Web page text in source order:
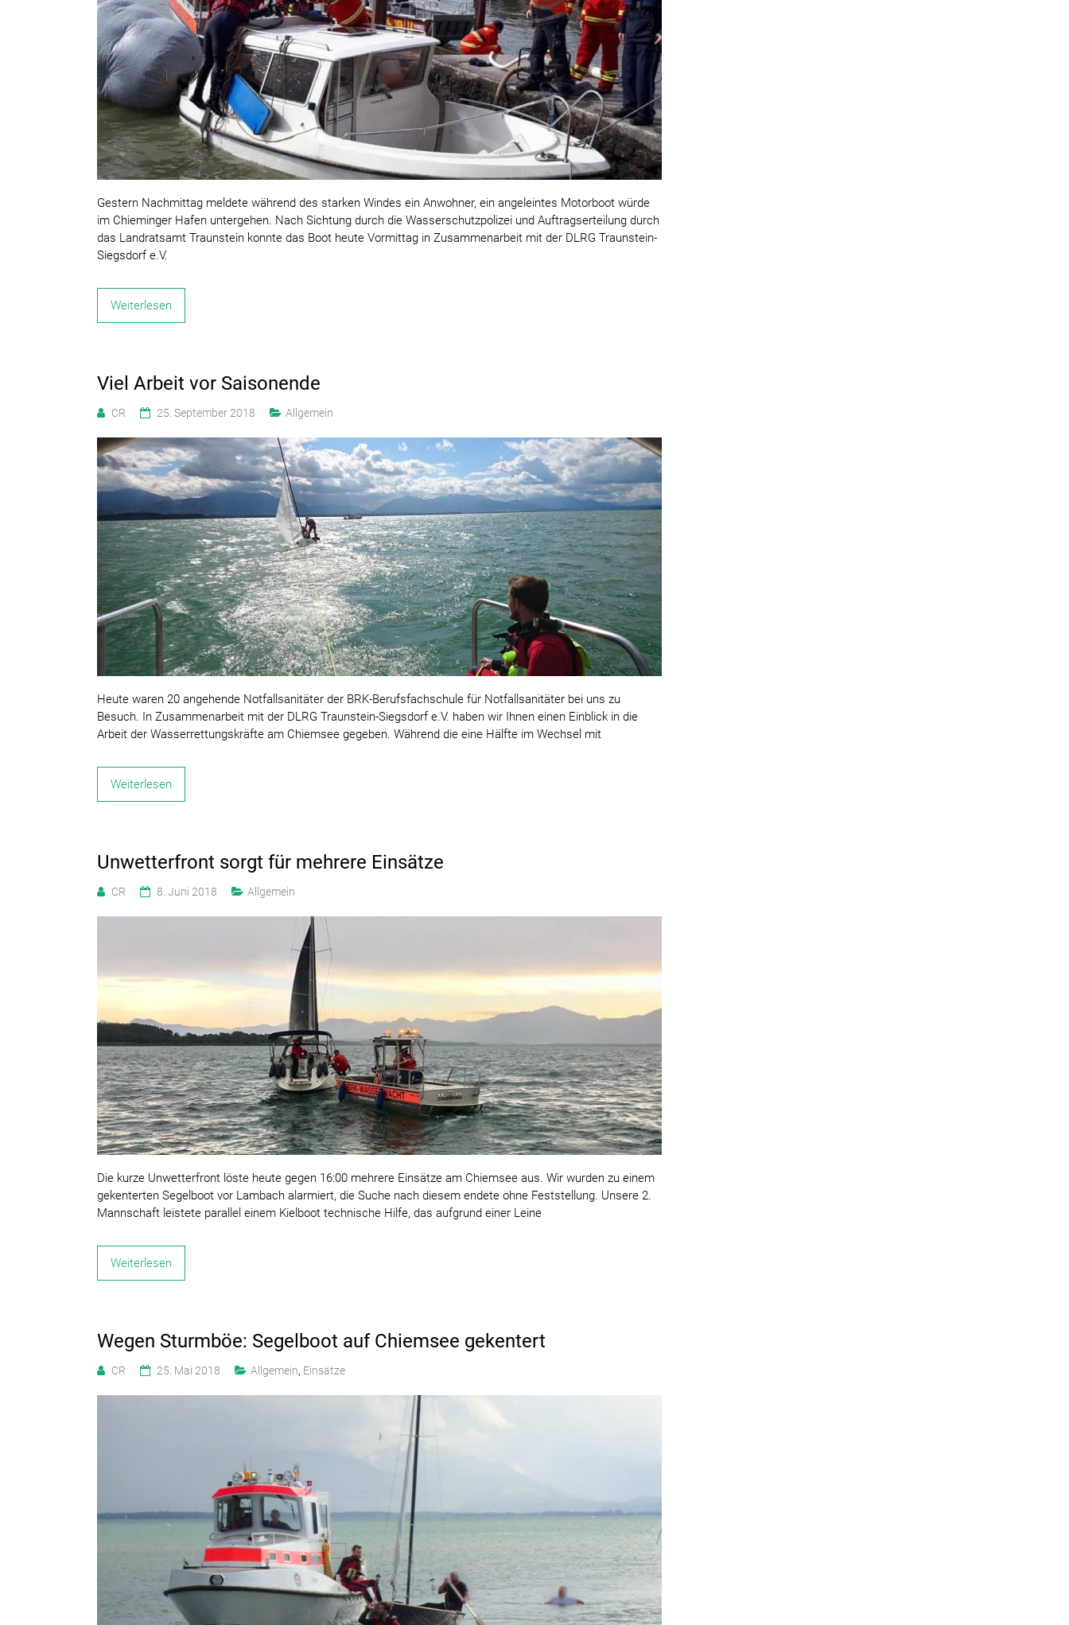
Gestern Nachmittag meldete während des starken Windes ein Anwohner, ein angeleintes Motorboot würde
im Chieminger Hafen untergehen. Nach Sichtung durch die Wasserschutzpolizei und Auftragserteilung durch
das Landratsamt Traunstein konnte das Boot heute Vormittag in Zusammenarbeit mit der DLRG Traunstein-
Siegsdorf e.V.
Weiterlesen
Viel Arbeit vor Saisonende
CR 25. September 2018 Allgemein
Heute waren 20 angehende Notfallsanitäter der BRK-Berufsfachschule für Notfallsanitäter bei uns zu
Besuch. In Zusammenarbeit mit der DLRG Traunstein-Siegsdorf e.V. haben wir Ihnen einen Einblick in die
Arbeit der Wasserrettungskräfte am Chiemsee gegeben. Während die eine Hälfte im Wechsel mit
Weiterlesen
Unwetterfront sorgt für mehrere Einsätze
CR 8. Juni 2018 Allgemein
Die kurze Unwetterfront löste heute gegen 16:00 mehrere Einsätze am Chiemsee aus. Wir wurden zu einem
gekenterten Segelboot vor Lambach alarmiert, die Suche nach diesem endete ohne Feststellung. Unsere 2.
Mannschaft leistete parallel einem Kielboot technische Hilfe, das aufgrund einer Leine
Weiterlesen
Wegen Sturmböe: Segelboot auf Chiemsee gekentert
CR 25. Mai 2018 Allgemein, Einsätze